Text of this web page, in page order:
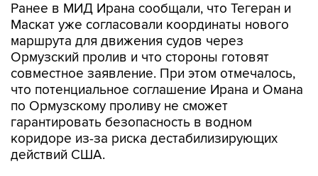
Ранее в МИД Ирана сообщали, что Тегеран и
Маскат уже согласовали координаты нового
маршрута для движения судов через
Ормузский пролив и что стороны готовят
совместное заявление. При этом отмечалось,
что потенциальное соглашение Ирана и Омана
по Ормузскому проливу не сможет
гарантировать безопасность в водном
коридоре из-за риска дестабилизирующих
действий США.